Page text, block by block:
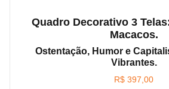
Quadro Decorativo 3
Macacos.
Ostentação, Humor e
Vibrantes.
R$ 397,00